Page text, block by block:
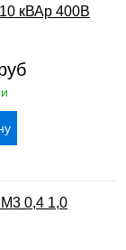
кВАр 400В
0,4 1,0